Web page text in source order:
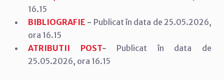
16.15
BIBLIOGRAFIE - Publicat în data de 25.05.2026,
ora 16.15
ATRIBUTII POST- Publicat în data de
25.05.2026, ora 16.15